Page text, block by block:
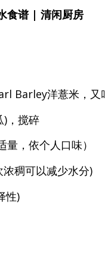
食谱 | 清闲厨房
Barley洋薏米，又
)，搅碎
量，依个人口味）
稠可以减少水分)
性)